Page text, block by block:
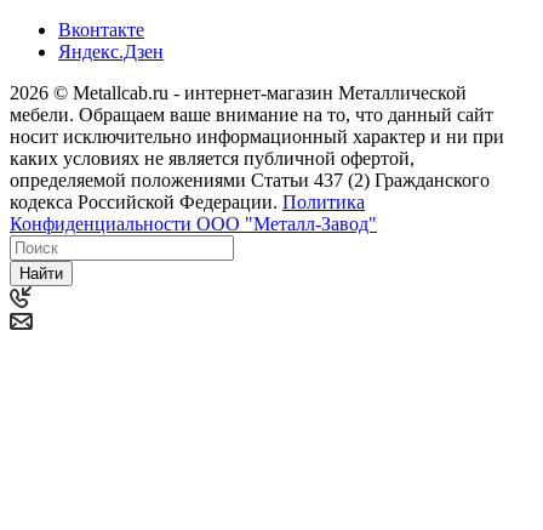
Вконтакте
Яндекс.Дзен
2026 © Metallcab.ru - интернет-магазин Металлической
мебели. Обращаем ваше внимание на то, что данный сайт
носит исключительно информационный характер и ни при
каких условиях не является публичной офертой,
определяемой положениями Статьи 437 (2) Гражданского
кодекса Российской Федерации. Политика
Конфиденциальности ООО "Металл-Завод"
Найти